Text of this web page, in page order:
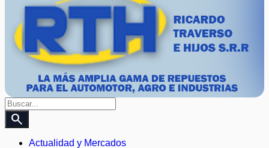
search
Actualidad y Mercados